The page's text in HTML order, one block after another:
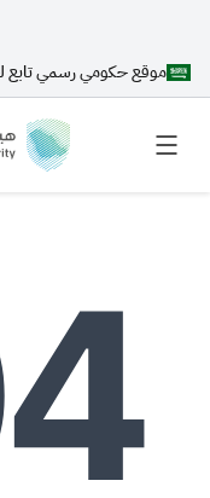
موقع حكومي رسمي تابع
بحث AI